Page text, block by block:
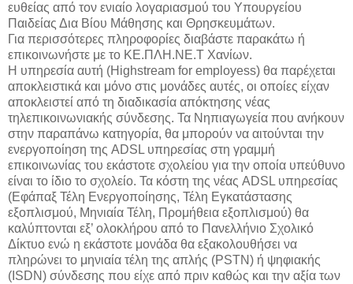
ευθείας από τον ενιαίο λογαριασμού του Υπουργείου
Παιδείας Δια Βίου Μάθησης και Θρησκευμάτων.
Για περισσότερες πληροφορίες διαβάστε παρακάτω ή
επικοινωνήστε με το ΚΕ.ΠΛΗ.ΝΕ.Τ Χανίων.
Η υπηρεσία αυτή (Highstream for employess) θα παρέχεται
αποκλειστικά και μόνο στις μονάδες αυτές, οι οποίες είχαν
αποκλειστεί από τη διαδικασία απόκτησης νέας
τηλεπικοινωνιακής σύνδεσης. Τα Νηπιαγωγεία που ανήκουν
στην παραπάνω κατηγορία, θα μπορούν να αιτούνται την
ενεργοποίηση της ADSL υπηρεσίας στη γραμμή
επικοινωνίας του εκάστοτε σχολείου για την οποία υπεύθυνο
είναι το ίδιο το σχολείο. Τα κόστη της νέας ADSL υπηρεσίας
(Εφάπαξ Τέλη Ενεργοποίησης, Τέλη Εγκατάστασης
εξοπλισμού, Μηνιαία Τέλη, Προμήθεια εξοπλισμού) θα
καλύπτονται εξ’ ολοκλήρου από το Πανελλήνιο Σχολικό
Δίκτυο ενώ η εκάστοτε μονάδα θα εξακολουθήσει να
πληρώνει το μηνιαία τέλη της απλής (PSTN) ή ψηφιακής
(ISDN) σύνδεσης που είχε από πριν καθώς και την αξία των